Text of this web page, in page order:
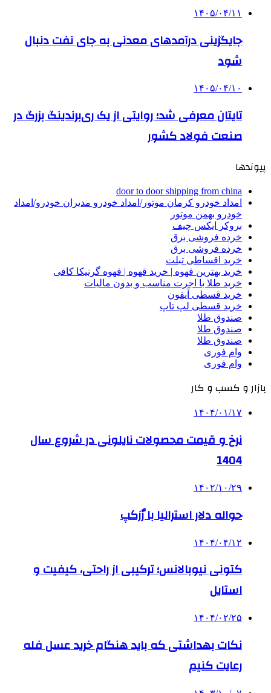
۱۴۰۵/۰۴/۱۱
جایگزینی درآمدهای معدنی به جای نفت دنبال
شود
۱۴۰۵/۰۴/۱۰
تایتان معرفی شد؛ روایتی از یک ری‌برندینگ بزرگ در
صنعت فولاد کشور
پیوندها
door to door shipping from china
امداد خودرو کرمان موتور/امداد خودرو مدیران خودرو/امداد
خودرو بهمن موتور
بروکر ایکس چیف
خرده فروشی برق
خرده فروشی برق
خرید اقساطی تبلت
خرید بهترین قهوه | خرید قهوه | قهوه گرنیکا کافی
خرید طلا با اجرت مناسب و بدون مالیات
خرید قسطی آیفون
خرید قسطی لپ تاپ
صندوق طلا
صندوق طلا
صندوق طلا
وام فوری
وام فوری
بازار و کسب و کار
۱۴۰۴/۰۱/۱۷
نرخ و قیمت محصولات نایلونی در شروع سال
1404
۱۴۰۲/۱۰/۲۹
حواله دلار استرالیا با رٌزکپ
۱۴۰۴/۰۴/۱۲
کتونی نیوبالانس؛ ترکیبی از راحتی، کیفیت و
استایل
۱۴۰۴/۰۲/۲۵
نکات بهداشتی که باید هنگام خرید عسل فله
رعایت کنیم